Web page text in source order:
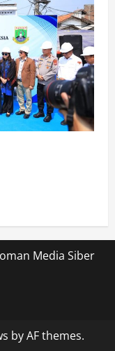
Media Siber
by AF themes.